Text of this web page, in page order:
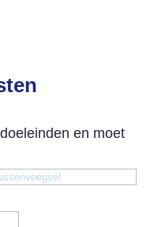
en moet